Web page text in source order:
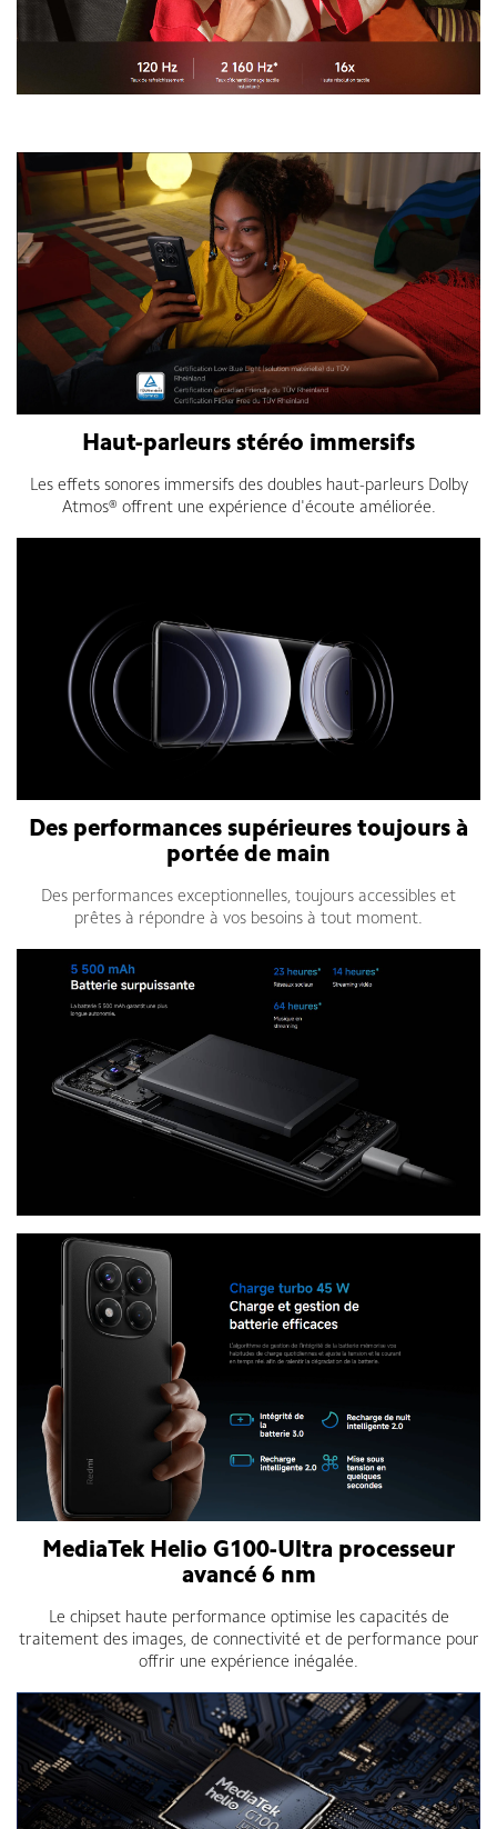
Haut-parleurs stéréo immersifs
Les effets sonores immersifs des doubles haut-parleurs Dolby
Atmos® offrent une expérience d'écoute améliorée.
Des performances supérieures toujours à
portée de main
Des performances exceptionnelles, toujours accessibles et
prêtes à répondre à vos besoins à tout moment.
MediaTek Helio G100-Ultra processeur
avancé 6 nm
Le chipset haute performance optimise les capacités de
traitement des images, de connectivité et de performance pour
offrir une expérience inégalée.